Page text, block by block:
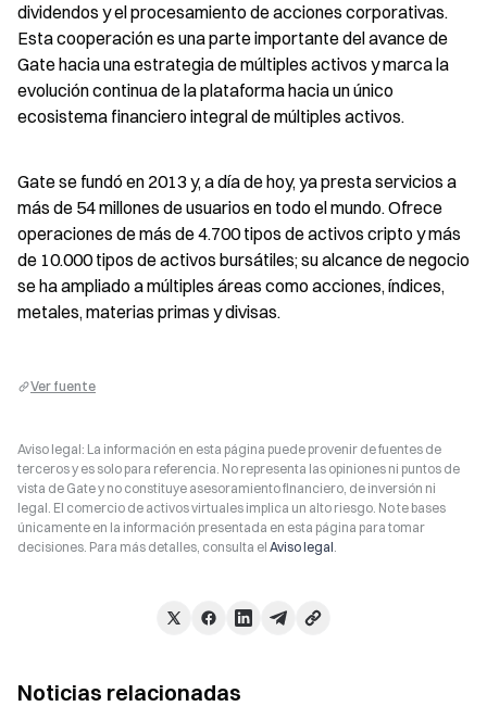
dividendos y el procesamiento de acciones corporativas.
Esta cooperación es una parte importante del avance de
Gate hacia una estrategia de múltiples activos y marca la
evolución continua de la plataforma hacia un único
ecosistema financiero integral de múltiples activos.
Gate se fundó en 2013 y, a día de hoy, ya presta servicios a
más de 54 millones de usuarios en todo el mundo. Ofrece
operaciones de más de 4.700 tipos de activos cripto y más
de 10.000 tipos de activos bursátiles; su alcance de negocio
se ha ampliado a múltiples áreas como acciones, índices,
metales, materias primas y divisas.
Ver fuente
Aviso legal: La información en esta página puede provenir de fuentes de
terceros y es solo para referencia. No representa las opiniones ni puntos de
vista de Gate y no constituye asesoramiento financiero, de inversión ni
legal. El comercio de activos virtuales implica un alto riesgo. No te bases
únicamente en la información presentada en esta página para tomar
decisiones. Para más detalles, consulta el Aviso legal.
Noticias relacionadas